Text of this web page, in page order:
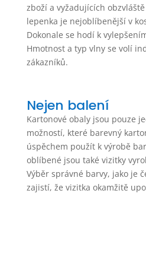
zboží a vyžadujících
lepenka je nejoblíbenější v
Dokonale se hodí k
Hmotnost a typ vlny se volí
zákazníků.
Nejen balení
Kartonové obaly jsou pouze
možností, které barevný
úspěchem použít k výrobě
oblíbené jsou také vizitky
Výběr správné barvy, jako je
zajistí, že vizitka okamžitě